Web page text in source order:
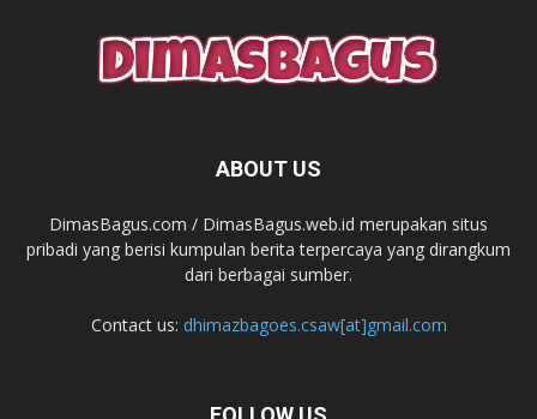
ABOUT US
DimasBagus.com / DimasBagus.web.id merupakan situs
pribadi yang berisi kumpulan berita terpercaya yang dirangkum
dari berbagai sumber.
Contact us: dhimazbagoes.csaw[at]gmail.com